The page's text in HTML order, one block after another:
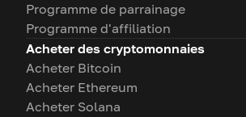
Programme de parrainage
Programme d'affiliation
Acheter des cryptomonnaies
Acheter Bitcoin
Acheter Ethereum
Acheter Solana